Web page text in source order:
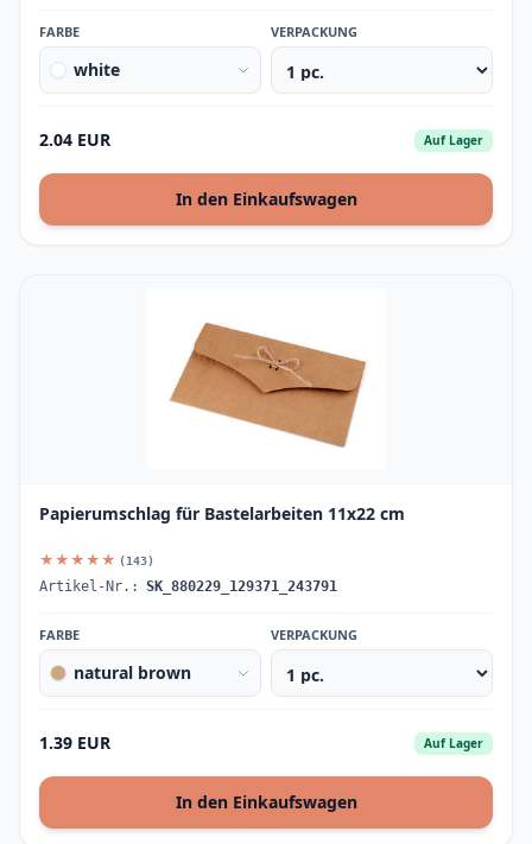
FARBE
white
VERPACKUNG
2.04 EUR Auf Lager
In den Einkaufswagen
Papierumschlag für Bastelarbeiten 11x22 cm
★★★★★ (143)
Artikel-Nr.: SK_880229_129371_243791
FARBE
natural brown
VERPACKUNG
1.39 EUR Auf Lager
In den Einkaufswagen